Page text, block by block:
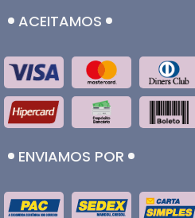
ACEITAMOS
ENVIAMOS POR